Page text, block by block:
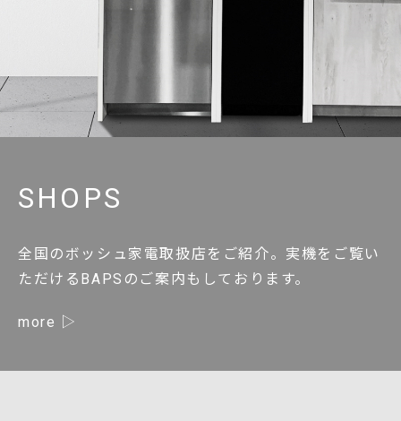
SHOPS
全国のボッシュ家電取扱店をご紹介。実機をご覧い
ただけるBAPSのご案内もしております。
more